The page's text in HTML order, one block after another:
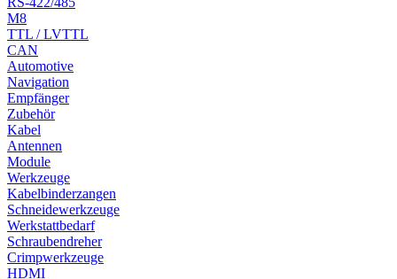
M8
TTL / LVTTL
CAN
Automotive
Navigation
Empfänger
Zubehör
Kabel
Antennen
Module
Werkzeuge
Kabelbinderzangen
Schneidewerkzeuge
Werkstattbedarf
Schraubendreher
Crimpwerkzeuge
HDMI